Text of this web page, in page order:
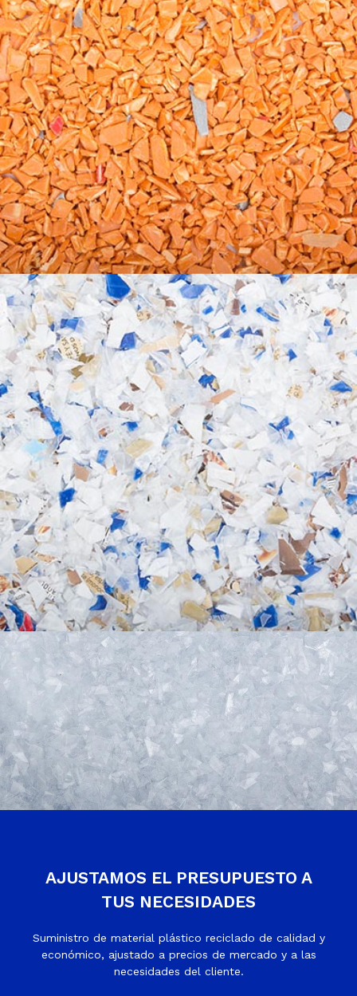
AJUSTAMOS EL PRESUPUESTO A
TUS NECESIDADES
Suministro de material plástico reciclado de calidad y
económico, ajustado a precios de mercado y a las
necesidades del cliente.